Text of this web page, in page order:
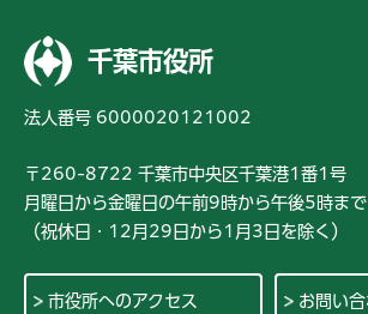
千葉市役所
法人番号 6000020121002
〒260-8722 千葉市中央区千葉港1番1号
月曜日から金曜日の午前9時から午後5時まで
（祝休日・12月29日から1月3日を除く）
市役所へのアクセス お問い